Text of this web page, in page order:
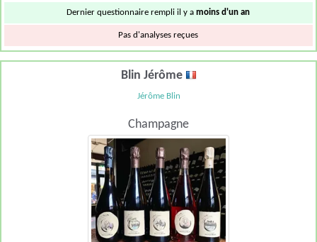
Dernier questionnaire rempli il y amoins d'un an
Pas d'analyses reçues
Blin Jérôme
Jérôme Blin
Champagne